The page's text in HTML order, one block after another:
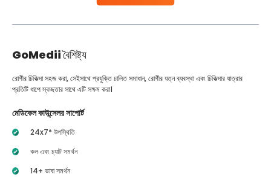
GoMediiবৈশিষ্ট্য
রোগীর চিকিত্সা সহজ করা, সেইসাথে প্রযুক্তি চালিত সমাধান, রোগীর যত্ন ব্যবস্থা এবং চিকিত্সার যাত্রার
প্রতিটি ধাপে স্বচ্ছতার সাথে এটি সক্ষম করা।
মেডিকেল কাউন্সেলর সাপোর্ট
24x7* উপস্থিতি
কল এবং চ্যাট সমর্থন
14+ ভাষা সমর্থন